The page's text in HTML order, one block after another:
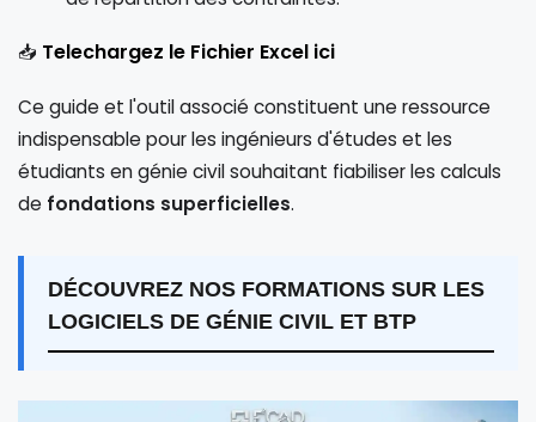
📥 Telechargez le Fichier Excel ici
Ce guide et l'outil associé constituent une ressource
indispensable pour les ingénieurs d'études et les
étudiants en génie civil souhaitant fiabiliser les calculs
de fondations superficielles.
DÉCOUVREZ NOS FORMATIONS SUR LES
LOGICIELS DE GÉNIE CIVIL ET BTP